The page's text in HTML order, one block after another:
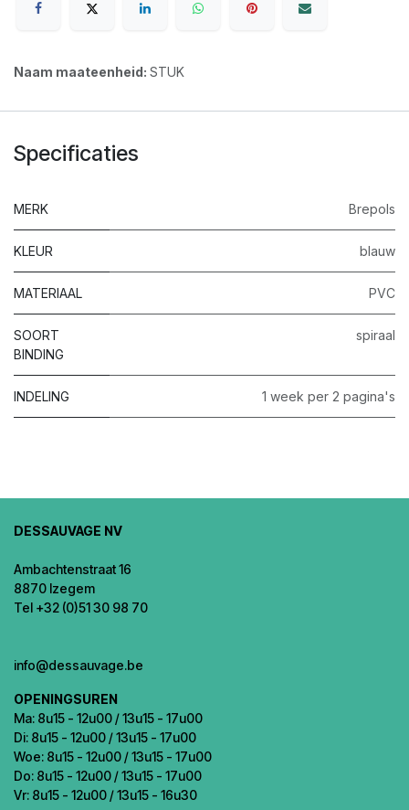
Naam maateenheid: STUK
Specificaties
MERK Brepols
KLEUR blauw
MATERIAAL PVC
SOORT
BINDING
spiraal
INDELING 1 week per 2 pagina's
DESSAUVAGE NV
Ambachtenstraat 16
8870 Izegem
Tel +32 (0)51 30 98 70
info@dessauvage.be
OPENINGSUREN
Ma: 8u15 - 12u00 / 13u15 - 17u00
Di: 8u15 - 12u00 / 13u15 - 17u00
Woe: 8u15 - 12u00 / 13u15 - 17u00
Do: 8u15 - 12u00 / 13u15 - 17u00
Vr: 8u15 - 12u00 / 13u15 - 16u30